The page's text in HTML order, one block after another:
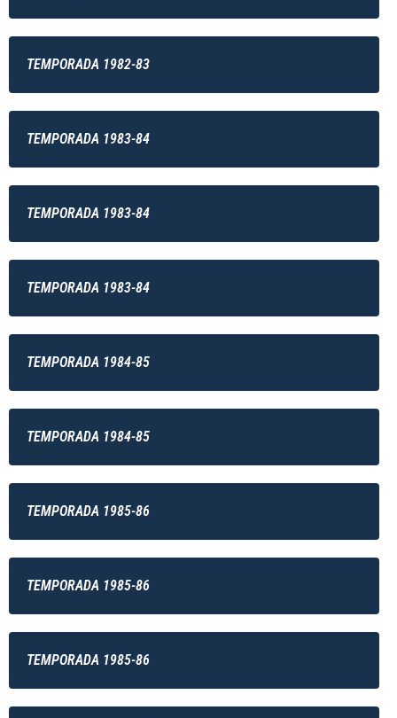
TEMPORADA 1982-83
TEMPORADA 1983-84
TEMPORADA 1983-84
TEMPORADA 1983-84
TEMPORADA 1984-85
TEMPORADA 1984-85
TEMPORADA 1985-86
TEMPORADA 1985-86
TEMPORADA 1985-86